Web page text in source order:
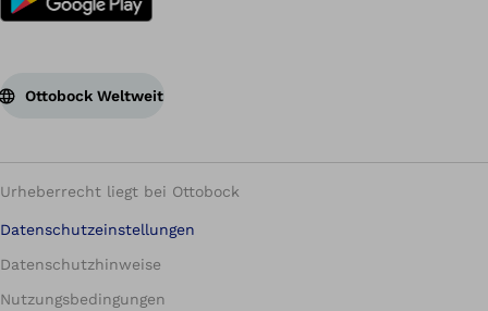
Ottobock Weltweit
Urheberrecht liegt bei Ottobock
Datenschutzeinstellungen
Datenschutzhinweise
Nutzungsbedingungen